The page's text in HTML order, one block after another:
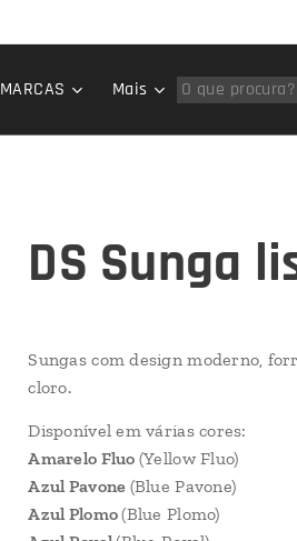
MARCAS Mais
DS Sunga
Sungas com design moderno,
cloro.
Disponível em várias cores:
Amarelo Fluo (Yellow Fluo)
Azul Pavone (Blue Pavone)
Azul Plomo(Blue Plomo)